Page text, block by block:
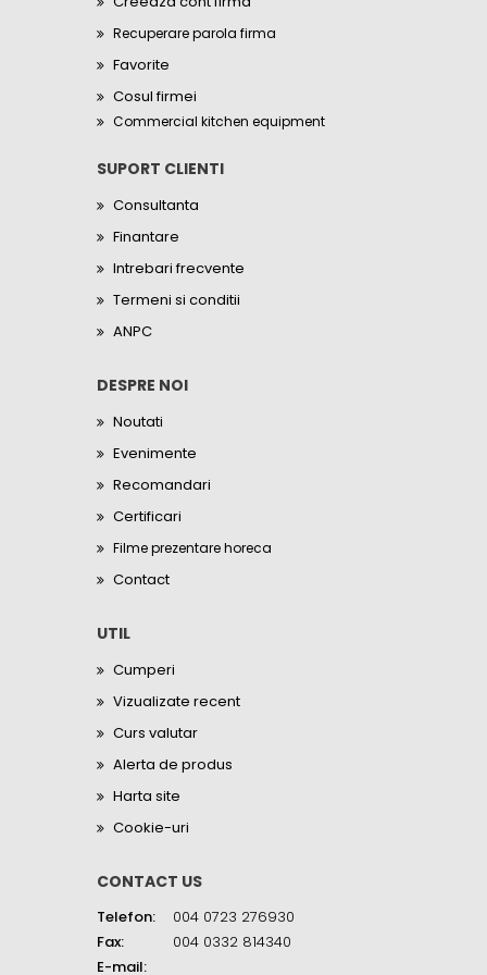
Recuperare parola firma
Favorite
Cosul firmei
Commercial kitchen equipment
SUPORT CLIENTI
Consultanta
Finantare
Intrebari frecvente
Termeni si conditii
ANPC
DESPRE NOI
Noutati
Evenimente
Recomandari
Certificari
Filme prezentare horeca
Contact
UTIL
Cumperi
Vizualizate recent
Curs valutar
Alerta de produs
Harta site
Cookie-uri
CONTACT US
Telefon:
004 0723 276930
Fax:
004 0332 814340
E-mail: